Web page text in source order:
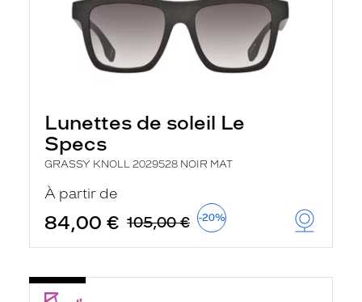
Lunettes de soleil Le
Specs
GRASSY KNOLL 2029528 NOIR MAT
À partir de
84,00 € 105,00 € -20%